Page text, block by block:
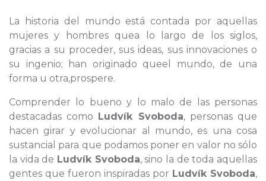
La historia del mundo está contada por aquellas
mujeres y hombres quea lo largo de los siglos,
gracias a su proceder, sus ideas, sus innovaciones o
su ingenio; han originado queel mundo, de una
forma u otra,prospere.
Comprender lo bueno y lo malo de las personas
destacadas como Ludvík Svoboda, personas que
hacen girar y evolucionar al mundo, es una cosa
sustancial para que podamos poner en valor no sólo
la vida de Ludvík Svoboda, sino la de toda aquellas
gentes que fueron inspiradas por Ludvík Svoboda,